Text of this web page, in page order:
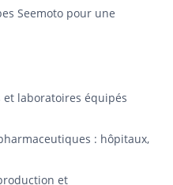
Seemoto pour une
laboratoires équipés
: hôpitaux,
et